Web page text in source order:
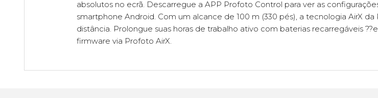
absolutos no ecrã. Descarregue a APP Profoto Control para ver as
smartphone Android. Com um alcance de 100 m (330 pés), a tecnologia AirX
distância. Prolongue suas horas de trabalho ativo com baterias recarregáveis
firmware via Profoto AirX.